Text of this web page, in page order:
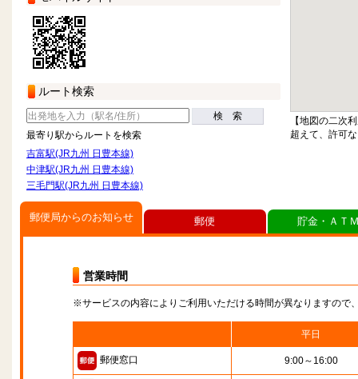
ルート検索
検 索
最寄り駅からルートを検索
吉富駅(JR九州 日豊本線)
中津駅(JR九州 日豊本線)
三毛門駅(JR九州 日豊本線)
【地図の二次
超えて、許可
郵便局からのお知らせ
営業時間
※サービスの内容によりご利用いただける時間が異なりますので
平日
郵便窓口 9:00～16:00
郵便 貯金・ＡＴ